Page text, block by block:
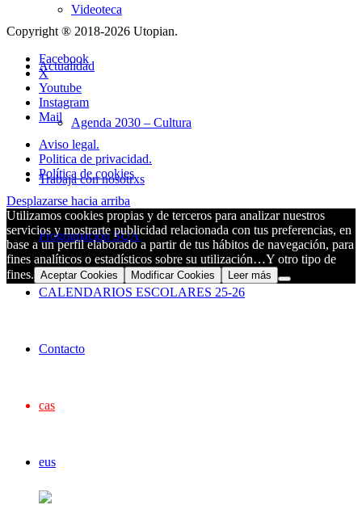
Videoteca
Actualidad
Agenda 2030 – Cultura
Trabaja con nosotrxs
Programación SUA
CALENDARIOS ESCOLARES 25-26
Contacto
cas
eus
Copyright ® 2018-2026 Utopian.
Facebook
X
Youtube
Instagram
Mail
Aviso legal.
Politica de privacidad.
Política de cookies
Desplazarse hacia arriba
Utilizamos cookies propias y de terceros para analizar nuestros
servicios y mostrarte publicidad relacionada con tus preferencias, en
base a un perfil elaborado a partir de tus hábitos de navegación, para
fines analíticos o estadísticos sobre su utilización…Y otro tipo de
fines. Aceptar Cookies Modificar Cookies Leer más